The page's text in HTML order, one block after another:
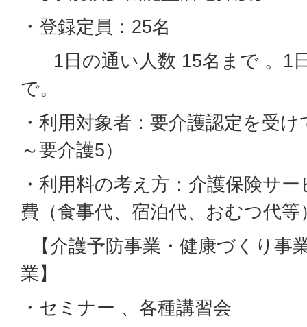
・登録定員：25名
1日の通い人数 15名まで 。1
で。
・利用対象者：要介護認定を受
～要介護5）
・利用料の考え方：介護保険サ
費（食事代、宿泊代、おむつ代等
【介護予防事業・健康づくり事
業】
・セミナー 、各種講習会